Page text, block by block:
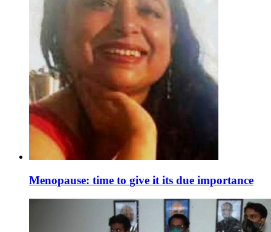
Menopause: time to give it its due importance